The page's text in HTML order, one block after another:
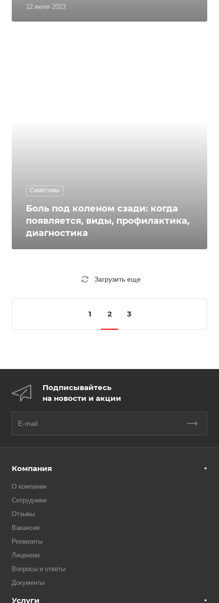
12 июня 2023
Симптомы
Боль под коленом сзади: когда
появляется, виды, профилактика,
диагностика
Загрузить еще
1 2 3
Подписывайтесь
на новости и акции
Компания
О компании
Сотрудники
Отзывы
Вакансии
Реквизиты
Лицензии
Вопросы и ответы
Документы
Услуги